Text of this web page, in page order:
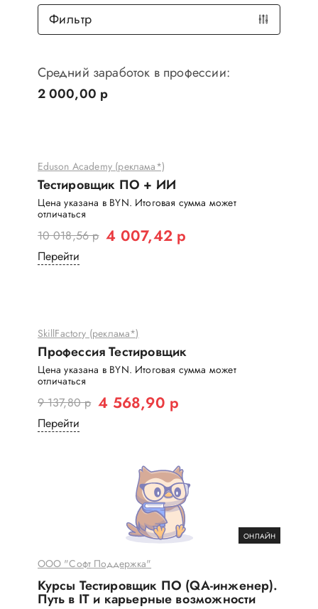
Средний заработок в профессии:
2 000,00 р
Eduson Academy (реклама*)
Тестировщик ПО + ИИ
Цена указана в BYN. Итоговая сумма может
отличаться
10 018,56 р 4 007,42 р
Перейти
SkillFactory (реклама*)
Профессия Тестировщик
Цена указана в BYN. Итоговая сумма может
отличаться
9 137,80 р 4 568,90 р
Перейти
ОНЛАЙН
ООО "Софт Поддержка"
Курсы ​Тестировщик ПО (QA-инженер).
Путь в IT и карьерные возможности
Фильтр